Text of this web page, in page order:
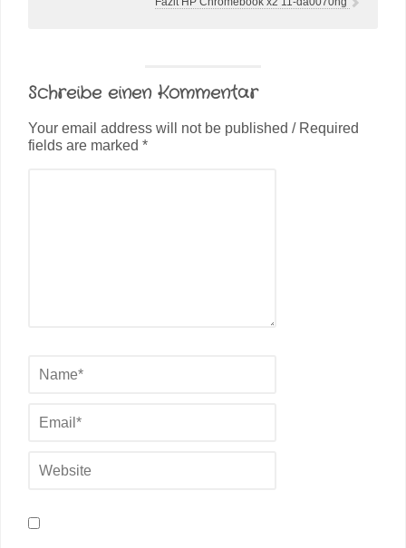
Schreibe einen Kommentar
Your email address will not be published / Required
fields are marked *